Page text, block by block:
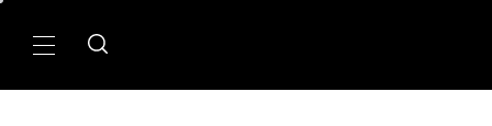
MenÃº